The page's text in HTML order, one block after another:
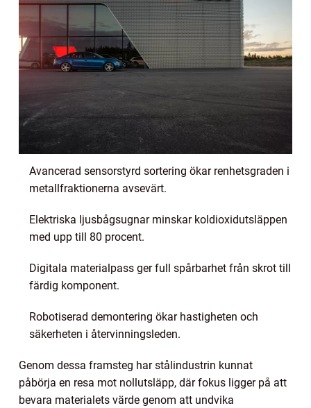
Avancerad sensorstyrd sortering ökar renhetsgraden i
metallfraktionerna avsevärt.
Elektriska ljusbågsugnar minskar koldioxidutsläppen
med upp till 80 procent.
Digitala materialpass ger full spårbarhet från skrot till
färdig komponent.
Robotiserad demontering ökar hastigheten och
säkerheten i återvinningsleden.
Genom dessa framsteg har stålindustrin kunnat
påbörja en resa mot nollutsläpp, där fokus ligger på att
bevara materialets värde genom att undvika